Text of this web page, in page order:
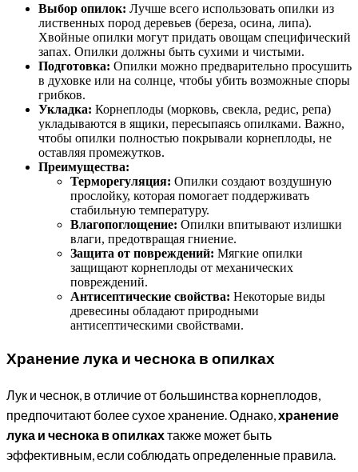
Выбор опилок: Лучше всего использовать опилки из
лиственных пород деревьев (береза, осина, липа).
Хвойные опилки могут придать овощам специфический
запах. Опилки должны быть сухими и чистыми.
Подготовка: Опилки можно предварительно просушить
в духовке или на солнце, чтобы убить возможные споры
грибков.
Укладка: Корнеплоды (морковь, свекла, редис, репа)
укладываются в ящики, пересыпаясь опилками. Важно,
чтобы опилки полностью покрывали корнеплоды, не
оставляя промежутков.
Преимущества:
Терморегуляция: Опилки создают воздушную
прослойку, которая помогает поддерживать
стабильную температуру.
Влагопоглощение: Опилки впитывают излишки
влаги, предотвращая гниение.
Защита от повреждений: Мягкие опилки
защищают корнеплоды от механических
повреждений.
Антисептические свойства: Некоторые виды
древесины обладают природными
антисептическими свойствами.
Хранение лука и чеснока в опилках
Лук и чеснок, в отличие от большинства корнеплодов,
предпочитают более сухое хранение. Однако,хранение
лука и чеснока в опилкахтакже может быть
эффективным, если соблюдать определенные правила.